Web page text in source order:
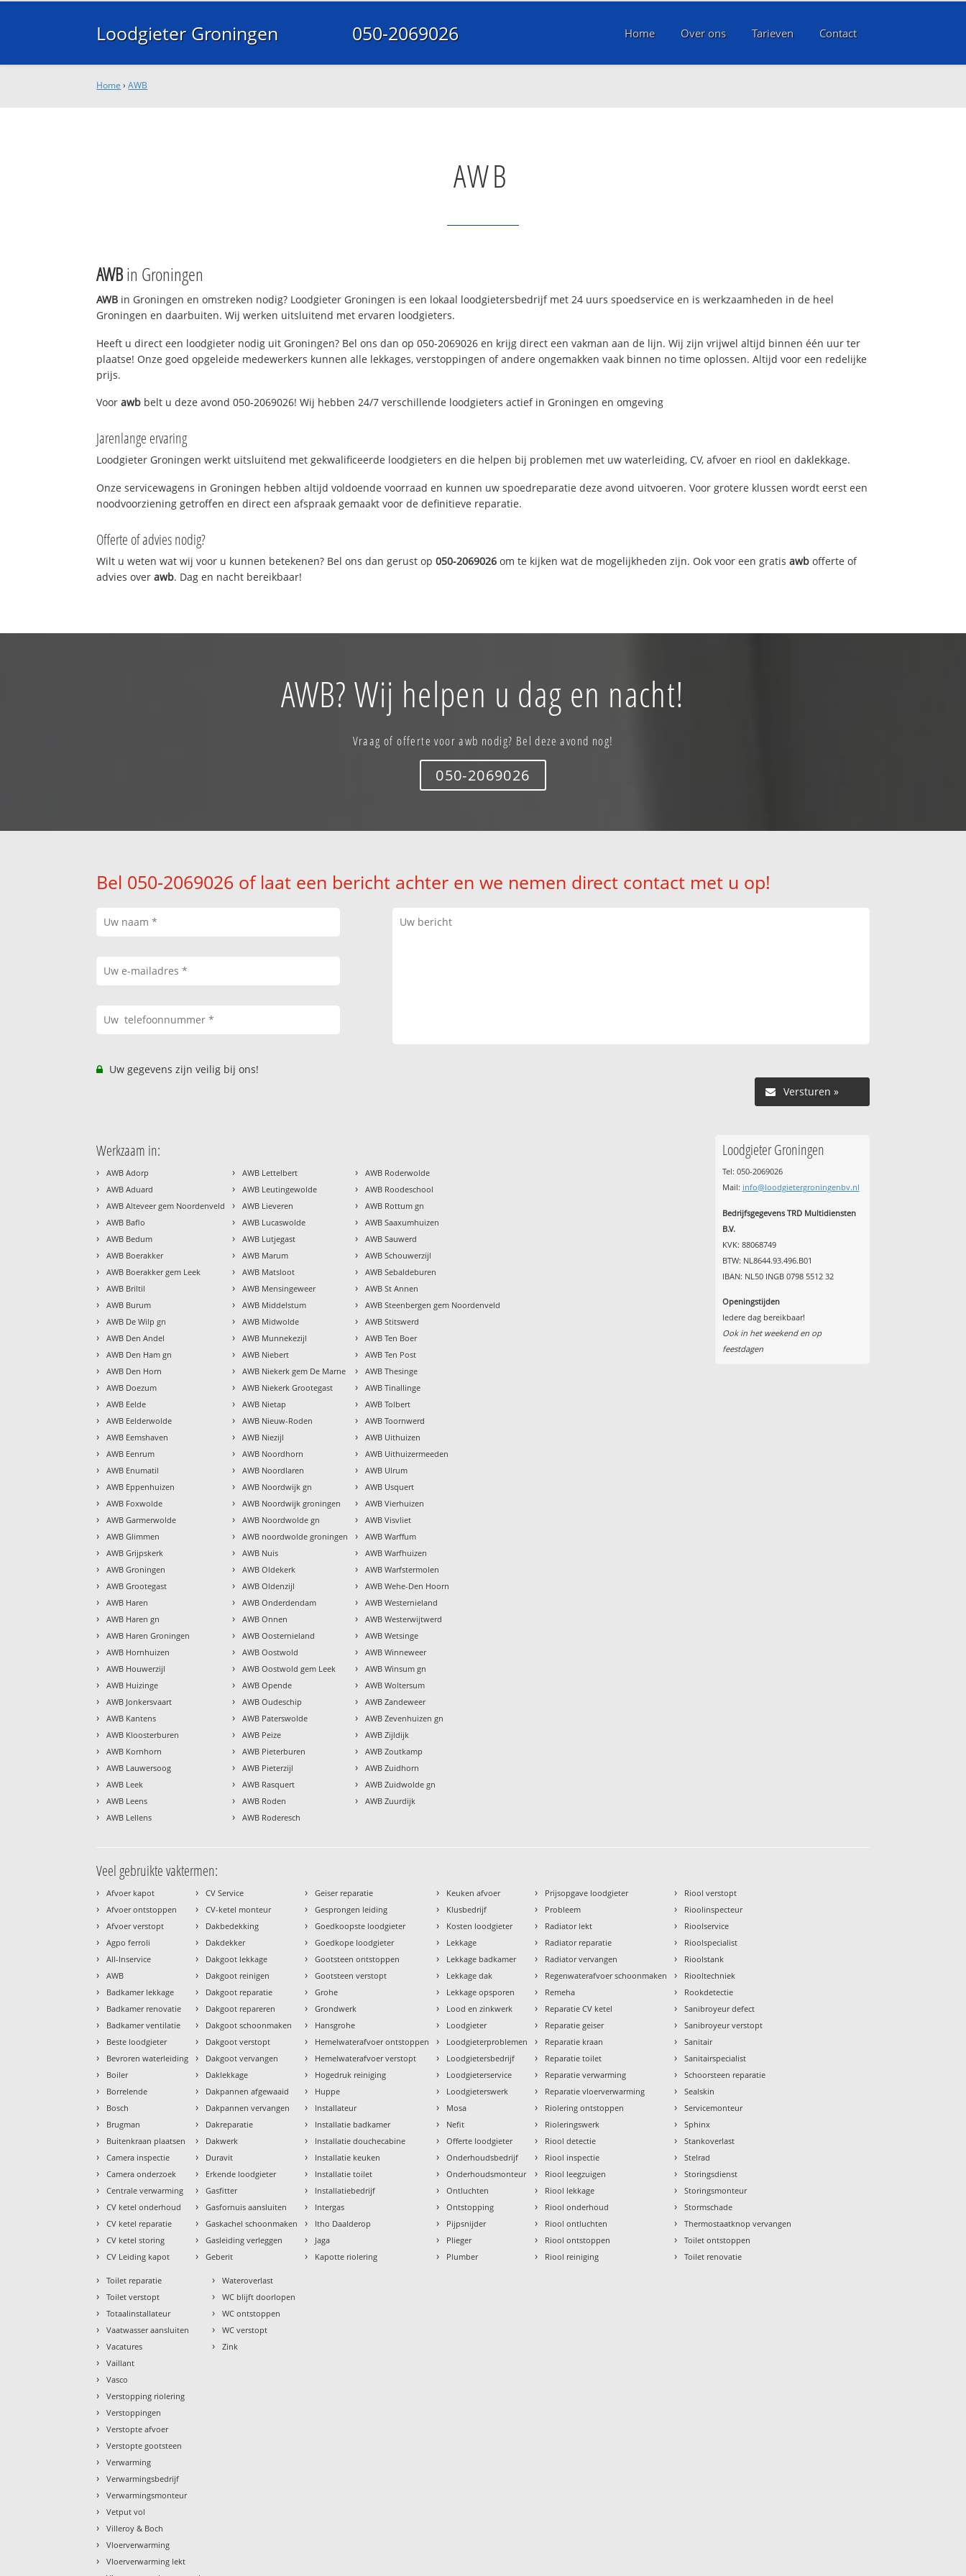
Loodgieter Groningen 050-2069026 Home Over ons Tarieven Contact
Home ›AWB
AWB
AWBin Groningen
AWB in Groningen en omstreken nodig? Loodgieter Groningen is een lokaal loodgietersbedrijf met 24 uurs spoedservice en is werkzaamheden in de heel
Groningen en daarbuiten. Wij werken uitsluitend met ervaren loodgieters.
Heeft u direct een loodgieter nodig uit Groningen? Bel ons dan op 050-2069026 en krijg direct een vakman aan de lijn. Wij zijn vrijwel altijd binnen één uur ter
plaatse! Onze goed opgeleide medewerkers kunnen alle lekkages, verstoppingen of andere ongemakken vaak binnen no time oplossen. Altijd voor een redelijke
prijs.
Voorawb belt u deze avond 050-2069026! Wij hebben 24/7 verschillende loodgieters actief in Groningen en omgeving
Jarenlange ervaring
Loodgieter Groningen werkt uitsluitend met gekwalificeerde loodgieters en die helpen bij problemen met uw waterleiding, CV, afvoer en riool en daklekkage.
Onze servicewagens in Groningen hebben altijd voldoende voorraad en kunnen uw spoedreparatie deze avond uitvoeren. Voor grotere klussen wordt eerst een
noodvoorziening getroffen en direct een afspraak gemaakt voor de definitieve reparatie.
Offerte of advies nodig?
Wilt u weten wat wij voor u kunnen betekenen? Bel ons dan gerust op050-2069026 om te kijken wat de mogelijkheden zijn. Ook voor een gratisawb offerte of
advies overawb. Dag en nacht bereikbaar!
AWB? Wij helpen u dag en nacht!
Vraag of offerte voor awb nodig? Bel deze avond nog!
050-2069026
Bel 050-2069026 of laat een bericht achter en we nemen direct contact met u op!
Uw gegevens zijn veilig bij ons!
Versturen »
Werkzaam in:
› AWB Adorp
› AWB Aduard
› AWB Alteveer gem Noordenveld
› AWB Baflo
› AWB Bedum
› AWB Boerakker
› AWB Boerakker gem Leek
› AWB Briltil
› AWB Burum
› AWB De Wilp gn
› AWB Den Andel
› AWB Den Ham gn
› AWB Den Horn
› AWB Doezum
› AWB Eelde
› AWB Eelderwolde
› AWB Eemshaven
› AWB Eenrum
› AWB Enumatil
› AWB Eppenhuizen
› AWB Foxwolde
› AWB Garmerwolde
› AWB Glimmen
› AWB Grijpskerk
› AWB Groningen
› AWB Grootegast
› AWB Haren
› AWB Haren gn
› AWB Haren Groningen
› AWB Hornhuizen
› AWB Houwerzijl
› AWB Huizinge
› AWB Jonkersvaart
› AWB Kantens
› AWB Kloosterburen
› AWB Kornhorn
› AWB Lauwersoog
› AWB Leek
› AWB Leens
› AWB Lellens
› AWB Lettelbert
› AWB Leutingewolde
› AWB Lieveren
› AWB Lucaswolde
› AWB Lutjegast
› AWB Marum
› AWB Matsloot
› AWB Mensingeweer
› AWB Middelstum
› AWB Midwolde
› AWB Munnekezijl
› AWB Niebert
› AWB Niekerk gem De Marne
› AWB Niekerk Grootegast
› AWB Nietap
› AWB Nieuw-Roden
› AWB Niezijl
› AWB Noordhorn
› AWB Noordlaren
› AWB Noordwijk gn
› AWB Noordwijk groningen
› AWB Noordwolde gn
› AWB noordwolde groningen
› AWB Nuis
› AWB Oldekerk
› AWB Oldenzijl
› AWB Onderdendam
› AWB Onnen
› AWB Oosternieland
› AWB Oostwold
› AWB Oostwold gem Leek
› AWB Opende
› AWB Oudeschip
› AWB Paterswolde
› AWB Peize
› AWB Pieterburen
› AWB Pieterzijl
› AWB Rasquert
› AWB Roden
› AWB Roderesch
› AWB Roderwolde
› AWB Roodeschool
› AWB Rottum gn
› AWB Saaxumhuizen
› AWB Sauwerd
› AWB Schouwerzijl
› AWB Sebaldeburen
› AWB St Annen
› AWB Steenbergen gem Noordenveld
› AWB Stitswerd
› AWB Ten Boer
› AWB Ten Post
› AWB Thesinge
› AWB Tinallinge
› AWB Tolbert
› AWB Toornwerd
› AWB Uithuizen
› AWB Uithuizermeeden
› AWB Ulrum
› AWB Usquert
› AWB Vierhuizen
› AWB Visvliet
› AWB Warffum
› AWB Warfhuizen
› AWB Warfstermolen
› AWB Wehe-Den Hoorn
› AWB Westernieland
› AWB Westerwijtwerd
› AWB Wetsinge
› AWB Winneweer
› AWB Winsum gn
› AWB Woltersum
› AWB Zandeweer
› AWB Zevenhuizen gn
› AWB Zijldijk
› AWB Zoutkamp
› AWB Zuidhorn
› AWB Zuidwolde gn
› AWB Zuurdijk
Loodgieter Groningen
Tel: 050-2069026
Mail: info@loodgietergroningenbv.nl
Bedrijfsgegevens TRD Multidiensten
B.V.
KVK: 88068749
BTW: NL8644.93.496.B01
IBAN: NL50 INGB 0798 5512 32
Openingstijden
Iedere dag bereikbaar!
Ook in het weekend en op
feestdagen
Veel gebruikte vaktermen:
› Afvoer kapot
› Afvoer ontstoppen
› Afvoer verstopt
› Agpo ferroli
› All-Inservice
› AWB
› Badkamer lekkage
› Badkamer renovatie
› Badkamer ventilatie
› Beste loodgieter
› Bevroren waterleiding
› Boiler
› Borrelende
› Bosch
› Brugman
› Buitenkraan plaatsen
› Camera inspectie
› Camera onderzoek
› Centrale verwarming
› CV ketel onderhoud
› CV ketel reparatie
› CV ketel storing
› CV Leiding kapot
› CV Service
› CV-ketel monteur
› Dakbedekking
› Dakdekker
› Dakgoot lekkage
› Dakgoot reinigen
› Dakgoot reparatie
› Dakgoot repareren
› Dakgoot schoonmaken
› Dakgoot verstopt
› Dakgoot vervangen
› Daklekkage
› Dakpannen afgewaaid
› Dakpannen vervangen
› Dakreparatie
› Dakwerk
› Duravit
› Erkende loodgieter
› Gasfitter
› Gasfornuis aansluiten
› Gaskachel schoonmaken
› Gasleiding verleggen
› Geberit
› Geiser reparatie
› Gesprongen leiding
› Goedkoopste loodgieter
› Goedkope loodgieter
› Gootsteen ontstoppen
› Gootsteen verstopt
› Grohe
› Grondwerk
› Hansgrohe
› Hemelwaterafvoer ontstoppen
› Hemelwaterafvoer verstopt
› Hogedruk reiniging
› Huppe
› Installateur
› Installatie badkamer
› Installatie douchecabine
› Installatie keuken
› Installatie toilet
› Installatiebedrijf
› Intergas
› Itho Daalderop
› Jaga
› Kapotte riolering
› Keuken afvoer
› Klusbedrijf
› Kosten loodgieter
› Lekkage
› Lekkage badkamer
› Lekkage dak
› Lekkage opsporen
› Lood en zinkwerk
› Loodgieter
› Loodgieterproblemen
› Loodgietersbedrijf
› Loodgieterservice
› Loodgieterswerk
› Mosa
› Nefit
› Offerte loodgieter
› Onderhoudsbedrijf
› Onderhoudsmonteur
› Ontluchten
› Ontstopping
› Pijpsnijder
› Plieger
› Plumber
› Prijsopgave loodgieter
› Probleem
› Radiator lekt
› Radiator reparatie
› Radiator vervangen
› Regenwaterafvoer schoonmaken
› Remeha
› Reparatie CV ketel
› Reparatie geiser
› Reparatie kraan
› Reparatie toilet
› Reparatie verwarming
› Reparatie vloerverwarming
› Riolering ontstoppen
› Rioleringswerk
› Riool detectie
› Riool inspectie
› Riool leegzuigen
› Riool lekkage
› Riool onderhoud
› Riool ontluchten
› Riool ontstoppen
› Riool reiniging
› Riool verstopt
› Rioolinspecteur
› Rioolservice
› Rioolspecialist
› Rioolstank
› Riooltechniek
› Rookdetectie
› Sanibroyeur defect
› Sanibroyeur verstopt
› Sanitair
› Sanitairspecialist
› Schoorsteen reparatie
› Sealskin
› Servicemonteur
› Sphinx
› Stankoverlast
› Stelrad
› Storingsdienst
› Storingsmonteur
› Stormschade
› Thermostaatknop vervangen
› Toilet ontstoppen
› Toilet renovatie
› Toilet reparatie
› Toilet verstopt
› Totaalinstallateur
› Vaatwasser aansluiten
› Vacatures
› Vaillant
› Vasco
› Verstopping riolering
› Verstoppingen
› Verstopte afvoer
› Verstopte gootsteen
› Verwarming
› Verwarmingsbedrijf
› Verwarmingsmonteur
› Vetput vol
› Villeroy & Boch
› Vloerverwarming
› Vloerverwarming lekt
› Wateroverlast
› WC blijft doorlopen
› WC ontstoppen
› WC verstopt
› Zink